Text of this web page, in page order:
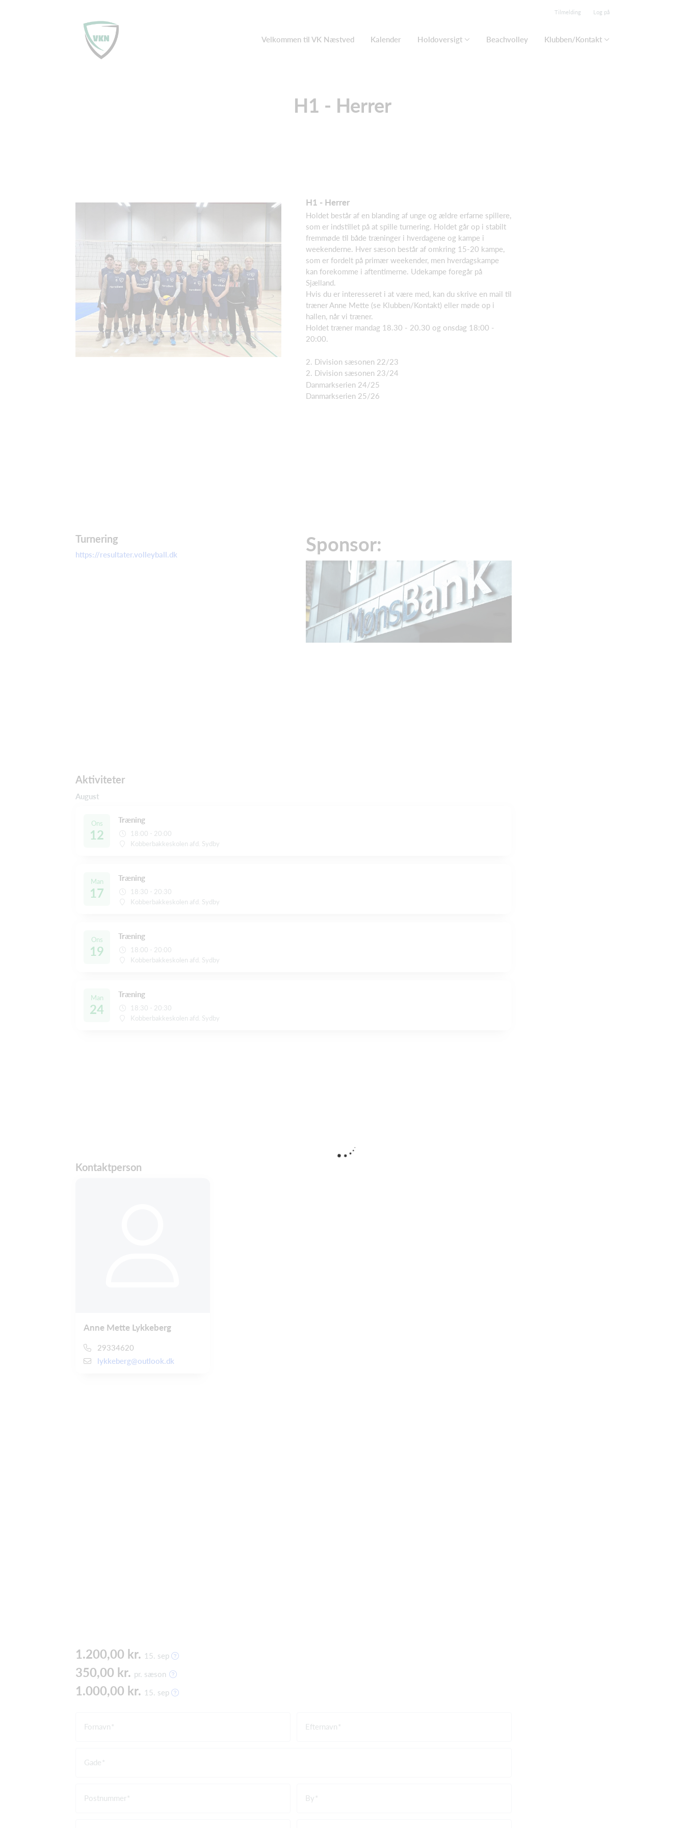
Tilmelding Log på
Velkommen til VK Næstved Kalender Holdoversigt Beachvolley Klubben/Kontakt
H1 - Herrer
H1 - Herrer
Holdet består af en blanding af unge og ældre erfarne spillere,
som er indstillet på at spille turnering. Holdet går op i stabilt
fremmøde til både træninger i hverdagene og kampe i
weekenderne. Hver sæson består af omkring 15-20 kampe,
som er fordelt på primær weekender, men hverdagskampe
kan forekomme i aftentimerne. Udekampe foregår på
Sjælland.
Hvis du er interesseret i at være med, kan du skrive en mail til
træner Anne Mette (se Klubben/Kontakt) eller møde op i
hallen, når vi træner.
Holdet træner mandag 18.30 - 20.30 og onsdag 18:00 -
20:00.
2. Division sæsonen 22/23
2. Division sæsonen 23/24
Danmarkserien 24/25
Danmarkserien 25/26
Turnering
https://resultater.volleyball.dk Sponsor:
Aktiviteter
August
Ons
12
Træning
18:00 - 20:00
Kobberbakkeskolen afd. Sydby
Man
17
Træning
18:30 - 20:30
Kobberbakkeskolen afd. Sydby
Ons
19
Træning
18:00 - 20:00
Kobberbakkeskolen afd. Sydby
Man
24
Træning
18:30 - 20:30
Kobberbakkeskolen afd. Sydby
Kontaktperson
Anne Mette Lykkeberg
29334620
lykkeberg@outlook.dk
1.200,00 kr. 15. sep
350,00 kr. pr. sæson
1.000,00 kr. 15. sep
Fornavn Efternavn
Gade
Postnummer By